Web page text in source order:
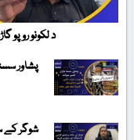
د لکونو روپو
پشاور
شوگر کے